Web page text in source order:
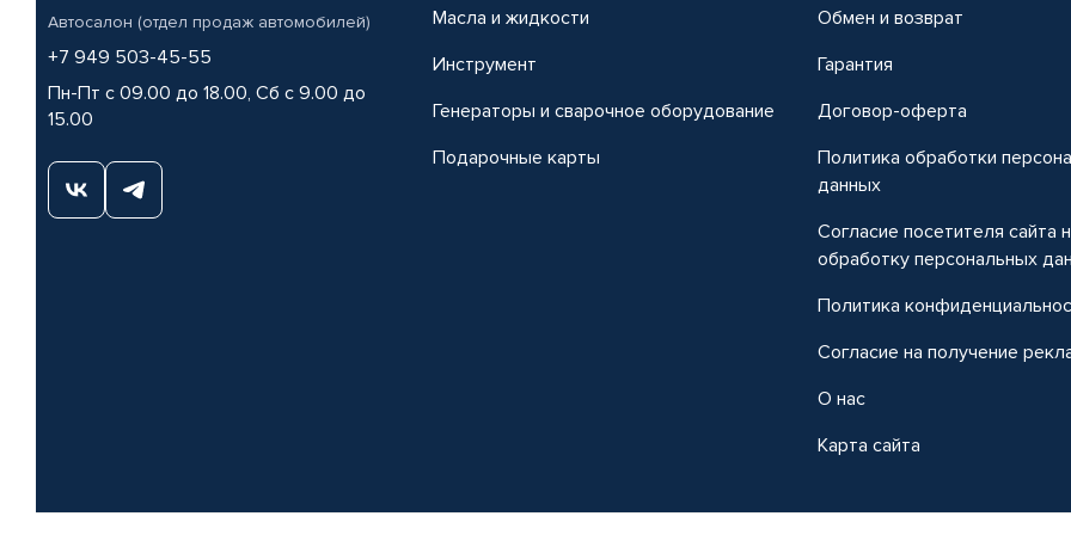
Автосалон (отдел продаж автомобилей)
+7 949 503-45-55
Пн-Пт с 09.00 до 18.00, Сб с 9.00 до
15.00
Масла и жидкости
Инструмент
Генераторы и сварочное оборудование
Подарочные карты
Обмен и возврат
Гарантия
Договор-оферта
Политика обработки
данных
Согласие посетителя сайта
обработку персональных
Политика
Согласие на получение
О нас
Карта сайта